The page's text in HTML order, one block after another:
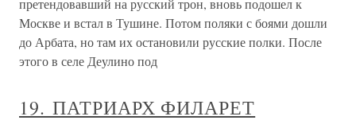
претендовавший на русский трон, вновь подошел к
Москве и встал в Тушине. Потом поляки с боями дошли
до Арбата, но там их остановили русские полки. После
этого в селе Деулино под
19. ПАТРИАРХ ФИЛАРЕТ